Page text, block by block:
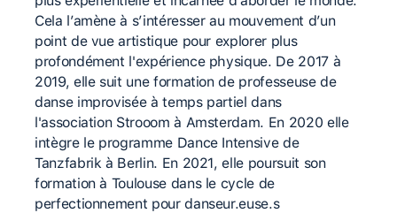
Cela l’amène à s’intéresser au mouvement d’un
point de vue artistique pour explorer plus
profondément l'expérience physique. De 2017 à
2019, elle suit une formation de professeuse de
danse improvisée à temps partiel dans
l'association Strooom à Amsterdam. En 2020 elle
intègre le programme Dance Intensive de
Tanzfabrik à Berlin. En 2021, elle poursuit son
formation à Toulouse dans le cycle de
perfectionnement pour danseur.euse.s